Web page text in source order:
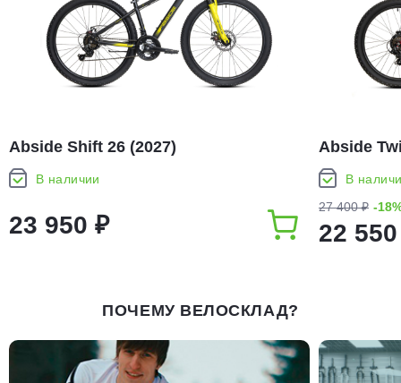
Abside Shift 26 (2027)
В наличии
23 950 ₽
Abside
В
27 400 ₽ -
22
ПОЧЕМУ ВЕЛОСКЛАД?